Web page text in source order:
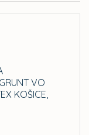
VO
KOŠICE,